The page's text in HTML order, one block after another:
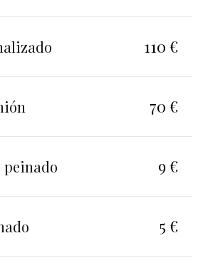
110 €
70 €
peinado 9 €
5 €